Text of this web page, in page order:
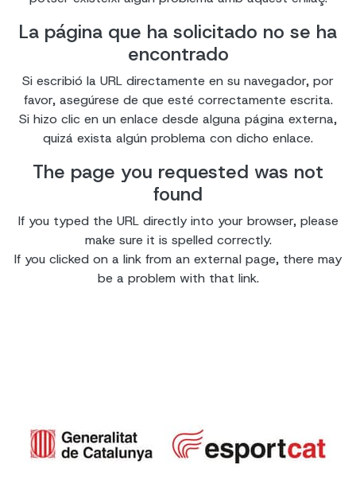
La página que ha solicitado no se ha
encontrado
Si escribió la URL directamente en su navegador, por
favor, asegúrese de que esté correctamente escrita.
Si hizo clic en un enlace desde alguna página externa,
quizá exista algún problema con dicho enlace.
The page you requested was not
found
If you typed the URL directly into your browser, please
make sure it is spelled correctly.
If you clicked on a link from an external page, there may
be a problem with that link.